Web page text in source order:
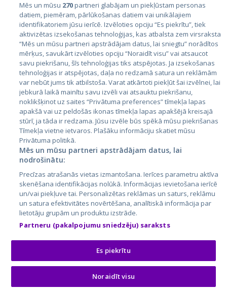
Страны
Эстония
Латвия
Литва
City24.lv
City24.ee
GetaPro.lv
GetaPro.ee
Skelbiu.lt
Autoplius.lt
Aruodas.lt
CVbankas.lt
Kainos.lt
Paslaugos.lt
auto24.ee
Osta.ee
KuldneBörs.ee
Mēs un mūsu 270partneri glabājam un piekļūstam personas
datiem, piemēram, pārlūkošanas datiem vai unikālajiem
identifikatoriem jūsu ierīcē. Izvēloties opciju “Es piekrītu”, tiek
aktivizētas izsekošanas tehnoloģijas, kas atbalsta zem virsraksta
“Mēs un mūsu partneri apstrādājam datus, lai sniegtu” norādītos
mērķus, savukārt izvēloties opciju “Noraidīt visu” vai atsaucot
savu piekrišanu, šīs tehnoloģijas tiks atspējotas. Ja izsekošanas
tehnoloģijas ir atspējotas, daļa no redzamā satura un reklāmām
var nebūt jums tik atbilstoša. Varat atkārtoti piekļūt šai izvēlnei, lai
jebkurā laikā mainītu savu izvēli vai atsauktu piekrišanu,
noklikšķinot uz saites “Privātuma preferences” tīmekļa lapas
apakšā vai uz peldošās ikonas tīmekļa lapas apakšējā kreisajā
stūrī, ja tāda ir redzama. Jūsu izvēle būs spēkā mūsu piekrišanas
Tīmekļa vietne ietvaros. Plašāku informāciju skatiet mūsu
Privātuma politikā.
Mēs un mūsu partneri apstrādājam datus, lai
nodrošinātu:
Precīzas atrašanās vietas izmantošana. Ierīces parametru aktīva
skenēšana identifikācijas nolūkā. Informācijas ievietošana ierīcē
un/vai piekļuve tai. Personalizētas reklāmas un saturs, reklāmu
un satura efektivitātes novērtēšana, analītiskā informācija par
lietotāju grupām un produktu izstrāde.
Partneru (pakalpojumu sniedzēju) saraksts
Es piekrītu
Noraidīt visu